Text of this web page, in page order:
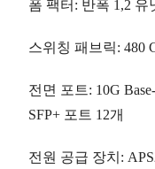
폼 팩터 : 반폭 1,2 유
스위칭 패브릭: 480
전면 포트: 10G
SFP+ 포트 12개
전원 공급 장치 :